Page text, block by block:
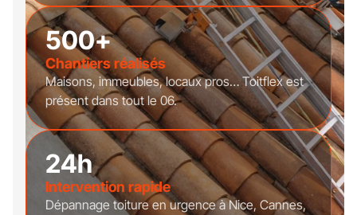
500+
Chantiers réalisés
Maisons, immeubles, locaux pros… Toitflex est
présent dans tout le 06.
24h
Intervention rapide
Dépannage toiture en urgence à Nice, Cannes,